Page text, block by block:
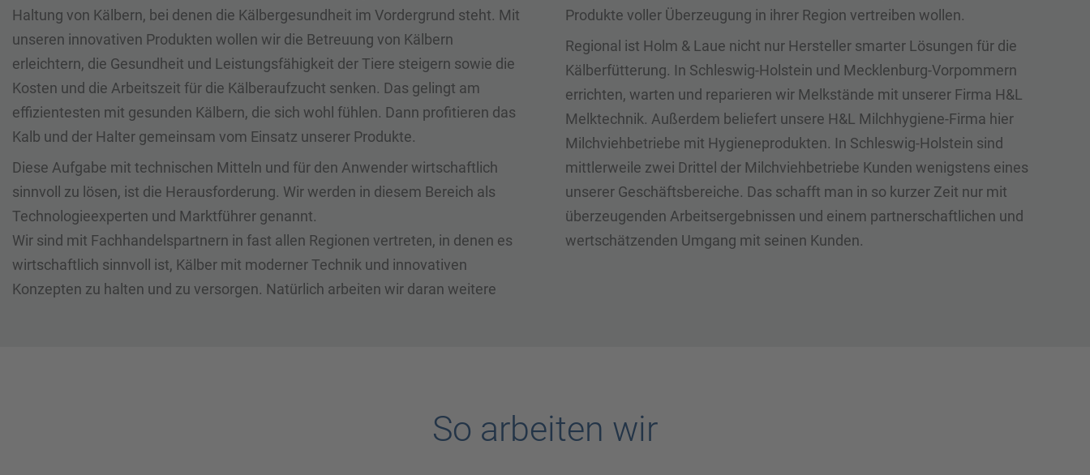
Haltung von Kälbern, bei denen die Kälbergesundheit im Vordergrund steht. Mit
unseren innovativen Produkten wollen wir die Betreuung von Kälbern
erleichtern, die Gesundheit und Leistungsfähigkeit der Tiere steigern sowie die
Kosten und die Arbeitszeit für die Kälberaufzucht senken. Das gelingt am
effizientesten mit gesunden Kälbern, die sich wohl fühlen. Dann profitieren das
Kalb und der Halter gemeinsam vom Einsatz unserer Produkte.
Diese Aufgabe mit technischen Mitteln und für den Anwender wirtschaftlich
sinnvoll zu lösen, ist die Herausforderung. Wir werden in diesem Bereich als
Technologieexperten und Marktführer genannt.
Wir sind mit Fachhandelspartnern in fast allen Regionen vertreten, in denen es
wirtschaftlich sinnvoll ist, Kälber mit moderner Technik und innovativen
Konzepten zu halten und zu versorgen. Natürlich arbeiten wir daran weitere
Produkte voller Überzeugung in ihrer Region vertreiben wollen.
Regional ist Holm & Laue nicht nur Hersteller smarter Lösungen für die
Kälberfütterung. In Schleswig-Holstein und Mecklenburg-Vorpommern
errichten, warten und reparieren wir Melkstände mit unserer Firma H&L
Melktechnik. Außerdem beliefert unsere H&L Milchhygiene-Firma hier
Milchviehbetriebe mit Hygieneprodukten. In Schleswig-Holstein sind
mittlerweile zwei Drittel der Milchviehbetriebe Kunden wenigstens eines
unserer Geschäftsbereiche. Das schafft man in so kurzer Zeit nur mit
überzeugenden Arbeitsergebnissen und einem partnerschaftlichen und
wertschätzenden Umgang mit seinen Kunden.
So arbeiten wir